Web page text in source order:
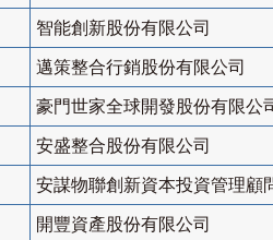
智能創新股份有限公司
邁策整合行銷股份有限公司
豪門世家全球開發股份有限公
安盛整合股份有限公司
安謀物聯創新資本投資管理顧
開豐資產股份有限公司